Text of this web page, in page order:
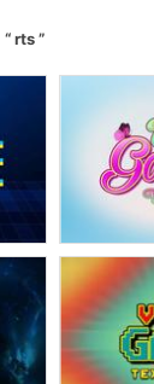
rts